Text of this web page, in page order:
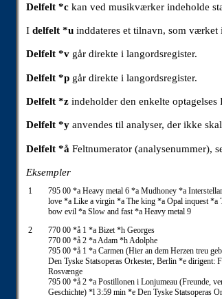
Delfelt *c kan ved musikværker indeholde
I delfelt *u inddateres et tilnavn, som
Delfelt *v går direkte i langordsregister.
Delfelt *p går direkte i langordsregister.
Delfelt *z indeholder den enkelte optagelses
Delfelt *y anvendes til analyser, der ikke
Delfelt *å Feltnumerator (analysenummer),
Eksempler
1
795 00 *a Heavy metal 6 *a Mudhoney *a
love *a Like a virgin *a The king *a Opal inquest *a
bow evil *a Slow and fast *a Heavy metal 9
2
770 00 *å 1 *a Bizet *h Georges
770 00 *å 2 *a Adam *h Adolphe
795 00 *å 1 *a Carmen (Hier an dem Herzen treu
Den Tyske Statsoperas Orkester, Berlin *e dirigent:
Rosvænge
795 00 *å 2 *a Postillonen i Lonjumeau (Freunde,
Geschichte) *l 3:59 min *e Den Tyske Statsoperas